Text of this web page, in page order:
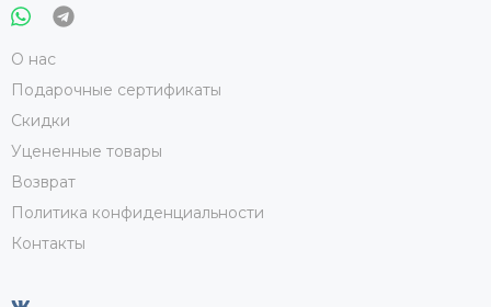
О нас
Подарочные сертификаты
Скидки
Уцененные товары
Возврат
Политика конфиденциальности
Контакты